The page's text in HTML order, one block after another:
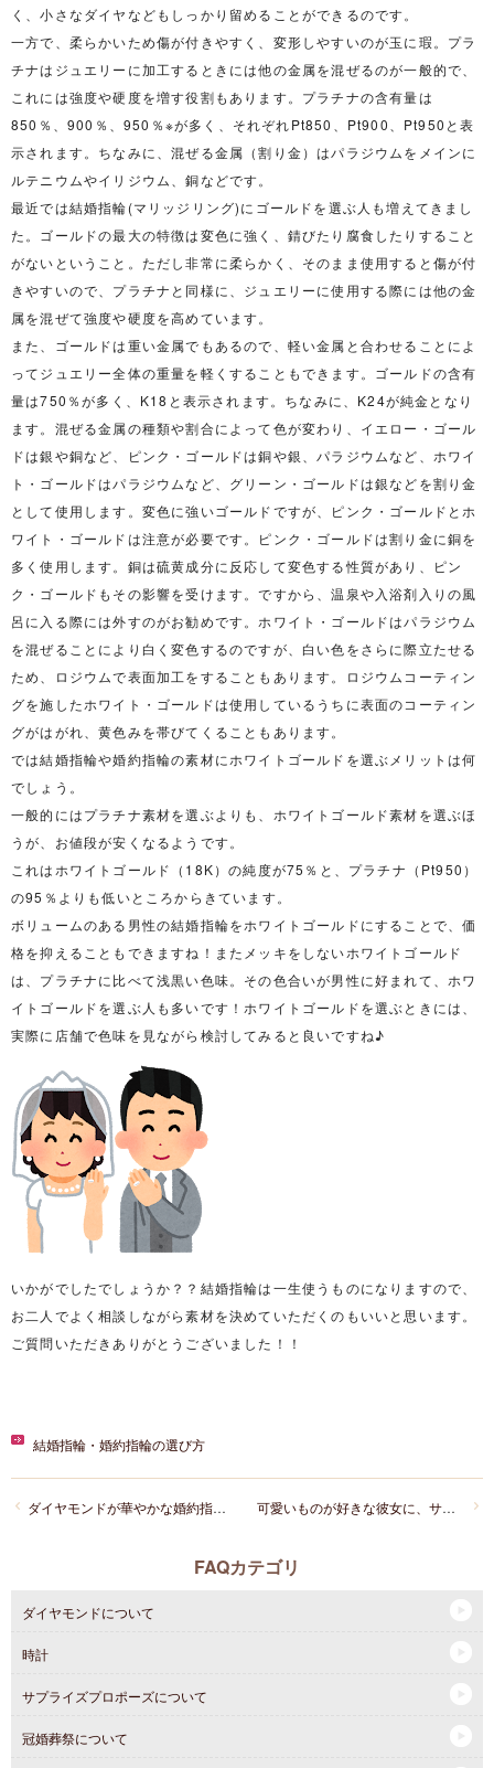
く、小さなダイヤなどもしっかり留めることができるのです。
一方で、柔らかいため傷が付きやすく、変形しやすいのが玉に瑕。プラ
チナはジュエリーに加工するときには他の金属を混ぜるのが一般的で、
これには強度や硬度を増す役割もあります。プラチナの含有量は
850％、900％、950％※が多く、それぞれPt850、Pt900、Pt950と表
示されます。ちなみに、混ぜる金属（割り金）はパラジウムをメインに
ルテニウムやイリジウム、銅などです。
最近では結婚指輪(マリッジリング)にゴールドを選ぶ人も増えてきまし
た。ゴールドの最大の特徴は変色に強く、錆びたり腐食したりすること
がないということ。ただし非常に柔らかく、そのまま使用すると傷が付
きやすいので、プラチナと同様に、ジュエリーに使用する際には他の金
属を混ぜて強度や硬度を高めています。
また、ゴールドは重い金属でもあるので、軽い金属と合わせることによ
ってジュエリー全体の重量を軽くすることもできます。ゴールドの含有
量は750％が多く、K18と表示されます。ちなみに、K24が純金となり
ます。混ぜる金属の種類や割合によって色が変わり、イエロー・ゴール
ドは銀や銅など、ピンク・ゴールドは銅や銀、パラジウムなど、ホワイ
ト・ゴールドはパラジウムなど、グリーン・ゴールドは銀などを割り金
として使用します。変色に強いゴールドですが、ピンク・ゴールドとホ
ワイト・ゴールドは注意が必要です。ピンク・ゴールドは割り金に銅を
多く使用します。銅は硫黄成分に反応して変色する性質があり、ピン
ク・ゴールドもその影響を受けます。ですから、温泉や入浴剤入りの風
呂に入る際には外すのがお勧めです。ホワイト・ゴールドはパラジウム
を混ぜることにより白く変色するのですが、白い色をさらに際立たせる
ため、ロジウムで表面加工をすることもあります。ロジウムコーティン
グを施したホワイト・ゴールドは使用しているうちに表面のコーティン
グがはがれ、黄色みを帯びてくることもあります。
では結婚指輪や婚約指輪の素材にホワイトゴールドを選ぶメリットは何
でしょう。
一般的にはプラチナ素材を選ぶよりも、ホワイトゴールド素材を選ぶほ
うが、お値段が安くなるようです。
これはホワイトゴールド（18K）の純度が75％と、プラチナ（Pt950）
の95％よりも低いところからきています。
ボリュームのある男性の結婚指輪をホワイトゴールドにすることで、価
格を抑えることもできますね！またメッキをしないホワイトゴールド
は、プラチナに比べて浅黒い色味。その色合いが男性に好まれて、ホワ
イトゴールドを選ぶ人も多いです！ホワイトゴールドを選ぶときには、
実際に店舗で色味を見ながら検討してみると良いですね♪
いかがでしたでしょうか？？結婚指輪は一生使うものになりますので、
お二人でよく相談しながら素材を決めていただくのもいいと思います。
ご質問いただきありがとうございました！！
結婚指輪・婚約指輪の選び方
可愛いものが好きな彼女に、サプライズでキュートなイメージの婚約指輪を贈ろうと考えています。オススメはありますか？？
ダイヤモンドが華やかな婚約指輪がいいなと思っているんですが、そんな人いますか？派手過ぎですか？
FAQカテゴリ
ダイヤモンドについて
時計
サプライズプロポーズについて
冠婚葬祭について